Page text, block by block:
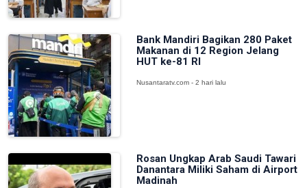
Bank Mandiri Bagikan 280 Paket
Makanan di 12 Region Jelang
HUT ke-81 RI
Nusantaratv.com - 2 hari lalu
Rosan Ungkap Arab Saudi Tawari
Danantara Miliki Saham di Airport
Madinah